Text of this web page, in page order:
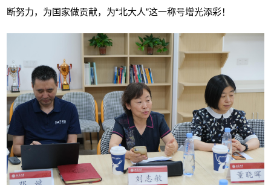
断努力，为国家做贡献，为“北大人”这一称号增光添彩！